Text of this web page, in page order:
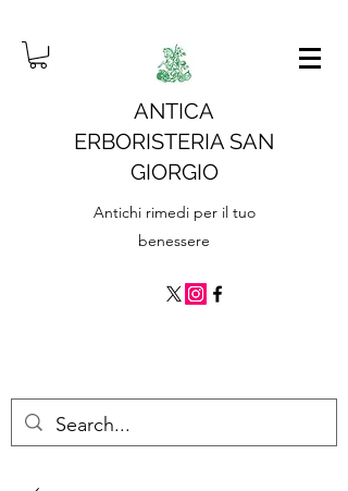
ANTICA
ERBORISTERIA SAN
GIORGIO
Antichi rimedi per il tuo
benessere